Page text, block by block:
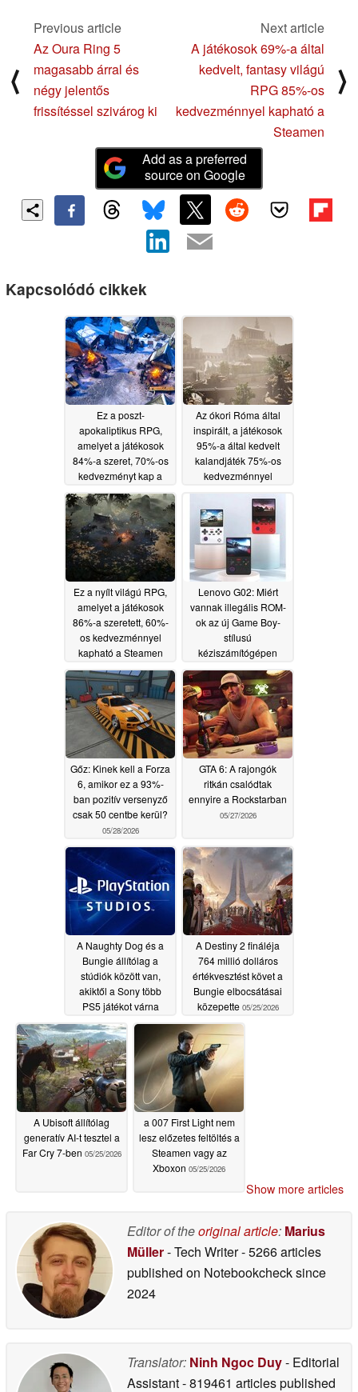
⟨
Previous article
Az Oura Ring 5
magasabb árral és
négy jelentős
frissítéssel szivárog ki
Next article
A játékosok 69%-a által
kedvelt, fantasy világú
RPG 85%-os
kedvezménnyel kapható a
Steamen
⟩
Add as a preferred
source on Google
Kapcsolódó cikkek
Ez a poszt-
apokaliptikus RPG,
amelyet a játékosok
84%-a szeret, 70%-os
kedvezményt kap a
Steamen06/06/2026
Az ókori Róma által
inspirált, a játékosok
95%-a által kedvelt
kalandjáték 75%-os
kedvezménnyel
kapható a Steamen
06/02/2026
Ez a nyílt világú RPG,
amelyet a játékosok
86%-a szeretett, 60%-
os kedvezménnyel
kapható a Steamen
05/31/2026
Lenovo G02: Miért
vannak illegális ROM-
ok az új Game Boy-
stílusú
kéziszámítógépen
05/28/2026
Gőz: Kinek kell a Forza
6, amikor ez a 93%-
ban pozitív versenyző
csak 50 centbe kerül?
05/28/2026
GTA 6: A rajongók
ritkán csalódtak
ennyire a Rockstarban
05/27/2026
A Naughty Dog és a
Bungie állítólag a
stúdiók között van,
akiktől a Sony több
PS5 játékot várna
05/26/2026
A Destiny 2 fináléja
764 millió dolláros
értékvesztést követ a
Bungie elbocsátásai
közepette 05/25/2026
A Ubisoft állítólag
generatív AI-t tesztel a
Far Cry 7-ben 05/25/2026
a 007 First Light nem
lesz előzetes feltöltés a
Steamen vagy az
Xboxon 05/25/2026
Show more articles
Editor of theoriginal article: Marius
Müller- Tech Writer- 5266 articles
published on Notebookchecksince
2024
Translator: Ninh Ngoc Duy- Editorial
Assistant- 819461 articles published